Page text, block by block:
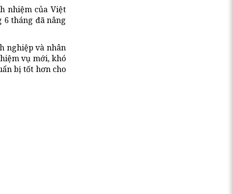
nhiệm của Việt
tháng đã nâng
nghiệp và nhân
vụ mới, khó
bị tốt hơn cho